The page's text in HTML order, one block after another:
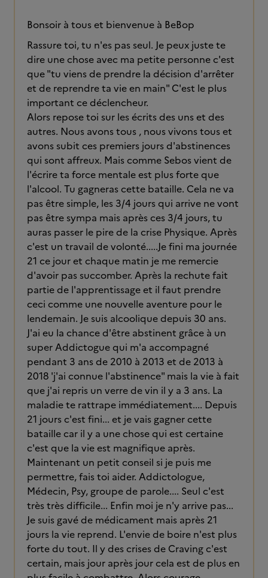
Bonsoir à tous et bienvenue à BeBop
Rassure toi, tu n'es pas seul. Je peux juste te
dire une chose avec ma petite personne c'est
que "tu viens de prendre la décision d'arrêter
et de reprendre ta vie en main" C'est le plus
important ce déclencheur.
Alors repose toi sur les écrits des uns et des
autres. Nous avons tous , nous vivons tous et
avons subit ces premiers jours d'abstinences
qui sont affreux. Mais comme Sebos vient de
l'écrire ta force mentale est plus forte que
l'alcool. Tu gagneras cette bataille. Cela ne va
pas être simple, les 3/4 jours qui arrive ne vont
pas être sympa mais après ces 3/4 jours, tu
auras passer le pire de la crise Physique. Après
c'est un travail de volonté.....Je fini ma journée
21 ce jour et chaque matin je me remercie
d'avoir pas succomber. Après la rechute fait
partie de l'apprentissage et il faut prendre
ceci comme une nouvelle aventure pour le
lendemain. Je suis alcoolique depuis 30 ans.
J'ai eu la chance d'être abstinent grâce à un
super Addictogue qui m'a accompagné
pendant 3 ans de 2010 à 2013 et de 2013 à
2018 'j'ai connue l'abstinence" mais la vie à fait
que j'ai repris un verre de vin il y a 3 ans. La
maladie te rattrape immédiatement.... Depuis
21 jours c'est fini... et je vais gagner cette
bataille car il y a une chose qui est certaine
c'est que la vie est magnifique après.
Maintenant un petit conseil si je puis me
permettre, fais toi aider. Addictologue,
Médecin, Psy, groupe de parole.... Seul c'est
très très difficile... Enfin moi je n'y arrive pas...
Je suis gavé de médicament mais après 21
jours la vie reprend. L'envie de boire n'est plus
forte du tout. Il y des crises de Craving c'est
certain, mais jour après jour cela est de plus en